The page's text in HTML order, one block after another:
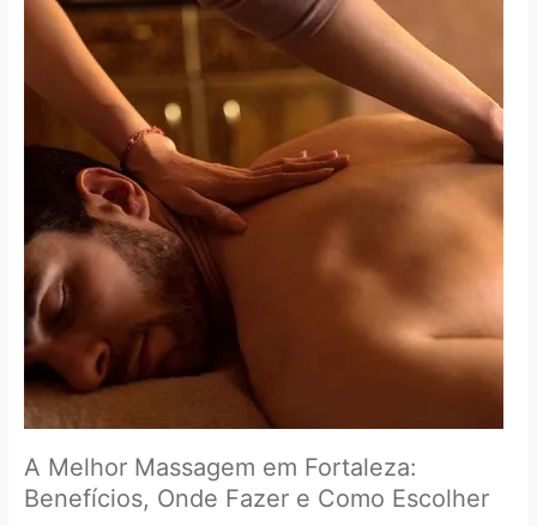
A Melhor Massagem em Fortaleza:
Benefícios, Onde Fazer e Como Escolher
Massagem
Fortaleza:
Benefícios,
e
Escolher